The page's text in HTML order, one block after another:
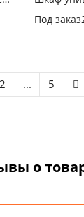
Под заказ
2 ... 5
о